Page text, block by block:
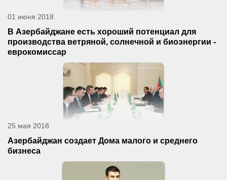
01 июня 2018
В Азербайджане есть хороший потенциал для
производства ветряной, солнечной и биоэнергии -
еврокомиссар
25 мая 2018
Азербайджан создает Дома малого и среднего
бизнеса